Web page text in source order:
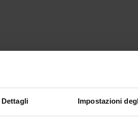
Dettagli Impostazioni